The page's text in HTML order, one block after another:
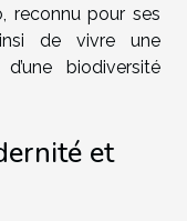
reconnu pour ses
de vivre une
biodiversité
et